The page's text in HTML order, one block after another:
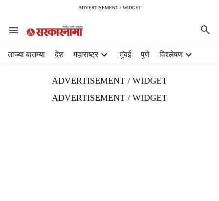
ADVERTISEMENT / WIDGET
ताज्या बातम्या देश महाराष्ट्र मुंबई पुणे विश्लेषण
ADVERTISEMENT / WIDGET
ADVERTISEMENT / WIDGET